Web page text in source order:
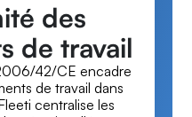
des
de travail
42/CE encadre
de travail dans
centralise les